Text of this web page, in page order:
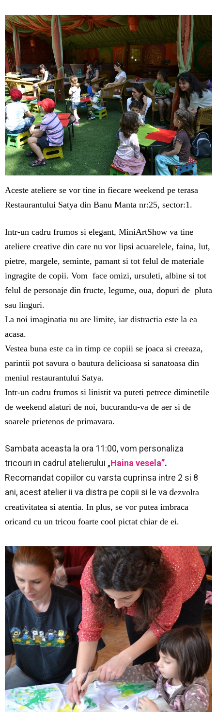
Aceste ateliere se vor tine in fiecare weekend pe terasa
Restaurantului Satya din Banu Manta nr:25, sector:1.
Intr-un cadru frumos si elegant, MiniArtShow va tine
ateliere creative din care nu vor lipsi acuarelele, faina, lut,
pietre, margele, seminte, pamant si tot felul de materiale
ingragite de copii. Vom face omizi, ursuleti, albine si tot
felul de personaje din fructe, legume, oua, dopuri de pluta
sau linguri.
La noi imaginatia nu are limite, iar distractia este la ea
acasa.
Vestea buna este ca in timp ce copiii se joaca si creeaza,
parintii pot savura o bautura delicioasa si sanatoasa din
meniul restaurantului Satya.
Intr-un cadru frumos si linistit va puteti petrece diminetile
de weekend alaturi de noi, bucurandu-va de aer si de
soarele prietenos de primavara.
Sambata aceasta la ora 11:00, vom personaliza
tricouri in cadrul atelierului „Haina vesela”.
Recomandat copiilor cu varsta cuprinsa intre 2 si 8
ani, acest atelier ii va distra pe copii si le va dezvolta
creativitatea si atentia. In plus, se vor putea imbraca
oricand cu un tricou foarte cool pictat chiar de ei.